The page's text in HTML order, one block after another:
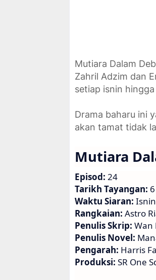
Mutiara Dalam
Zahril Adzim dan
setiap isnin
Drama baharu ini
akan tamat tidak
Mutiara
Episod: 24
Tarikh Tayangan:
Waktu Siaran:
Rangkaian: Astro
Penulis Skrip: Wan
Penulis Novel:
Pengarah: Harris
Produksi: SR One